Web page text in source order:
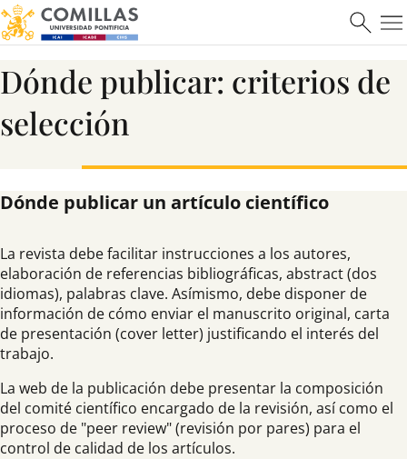
Dónde publicar: criterios de
selección
Dónde publicar un artículo científico
La revista debe facilitar instrucciones a los autores,
elaboración de referencias bibliográficas, abstract (dos
idiomas), palabras clave. Asímismo, debe disponer de
información de cómo enviar el manuscrito original, carta
de presentación (cover letter) justificando el interés del
trabajo.
La web de la publicación debe presentar la composición
del comité científico encargado de la revisión, así como el
proceso de "peer review" (revisión por pares) para el
control de calidad de los artículos.